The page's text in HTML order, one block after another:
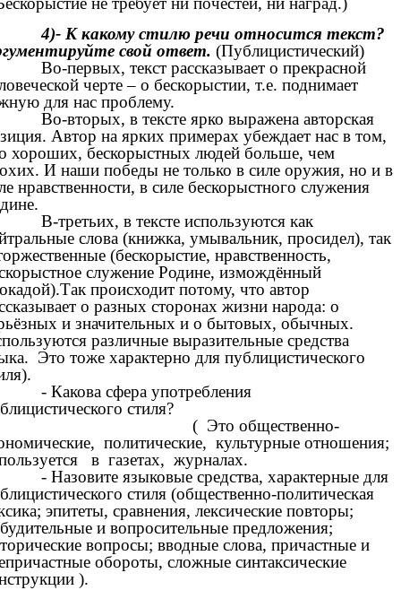
4)- К какому стилю речи относится текст?
свой ответ. (Публицистический)
Во-первых, текст рассказывает о прекрасной
черте – о бескорыстии, т.е. поднимает
для нас проблему.
Во-вторых, в тексте ярко выражена авторская
Автор на ярких примерах убеждает нас в том,
хороших, бескорыстных людей больше, чем
И наши победы не только в силе оружия, но и в
нравственности, в силе бескорыстного служения
В-третьих, в тексте используются как
слова (книжка, умывальник, просидел), так
(бескорыстие, нравственность,
служение Родине, измождённый
происходит потому, что автор
о разных сторонах жизни народа: о
и значительных и о бытовых, обычных.
различные выразительные средства
Это тоже характерно для публицистического
- Какова сфера употребления
стиля?
Это общественно-
политические, культурные отношения;
в газетах, журналах.
- Назовите языковые средства, характерные для
стиля (общественно-политическая
эпитеты, сравнения, лексические повторы;
и вопросительные предложения;
вопросы; вводные слова, причастные и
обороты, сложные синтаксические
).